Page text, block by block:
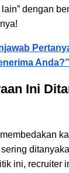
dengan
Anda?”
Ini
ini, recruiter